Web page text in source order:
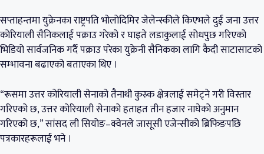
सप्ताहन्तमा युक्रेनका राष्ट्रपति भोलोदिमिर जेलेन्स्कीले किएभले दुई जना उत्तर
कोरियाली सैनिकलाई पक्राउ गरेको र घाइते लडाकुलाई सोधपुछ गरिएको
भिडियो सार्वजनिक गर्दै पक्राउ परेका युक्रेनी सैनिकका लागि कैदी साटासाटको
सम्भावना बढाएको बताएका थिए ।
“रूसमा उत्तर कोरियाली सेनाको तैनाथी कुस्र्क क्षेत्रलाई समेट्ने गरी विस्तार
गरिएको छ, उत्तर कोरियाली सेनाको हताहत तीन हजार नाघेको अनुमान
गरिएको छ,” सांसद ली सियोङ–क्वेनले जासूसी एजेन्सीको ब्रिफिङपछि
पत्रकारहरूलाई भने ।